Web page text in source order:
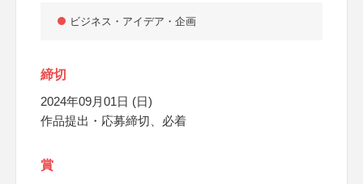
ビジネス・アイデア・企画
締切
2024年09月01日 (日)
作品提出・応募締切、必着
賞